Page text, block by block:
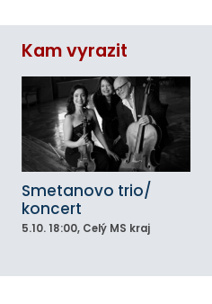
Kam vyrazit
Smetanovo trio/
koncert
5.10. 18:00, Celý MS kraj